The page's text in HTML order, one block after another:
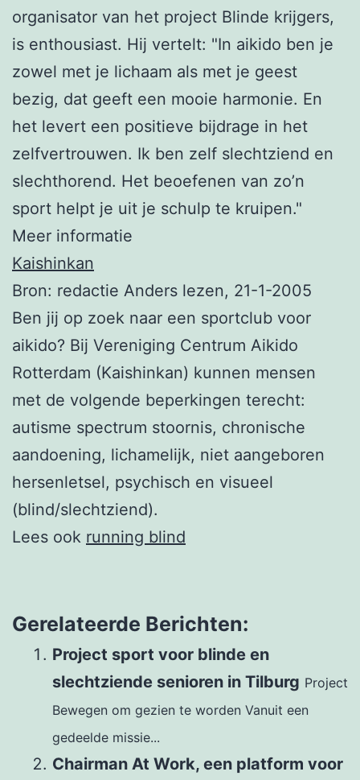
organisator van het project Blinde krijgers,
is enthousiast. Hij vertelt: "In aikido ben je
zowel met je lichaam als met je geest
bezig, dat geeft een mooie harmonie. En
het levert een positieve bijdrage in het
zelfvertrouwen. Ik ben zelf slechtziend en
slechthorend. Het beoefenen van zo’n
sport helpt je uit je schulp te kruipen."
Meer informatie
Kaishinkan
Bron: redactie Anders lezen, 21-1-2005
Ben jij op zoek naar een sportclub voor
aikido? Bij Vereniging Centrum Aikido
Rotterdam (Kaishinkan) kunnen mensen
met de volgende beperkingen terecht:
autisme spectrum stoornis, chronische
aandoening, lichamelijk, niet aangeboren
hersenletsel, psychisch en visueel
(blind/slechtziend).
Lees ook running blind
Gerelateerde Berichten:
Project sport voor blinde en
slechtziende senioren in Tilburg Project
Bewegen om gezien te worden Vanuit een
gedeelde missie...
Chairman At Work, een platform voor